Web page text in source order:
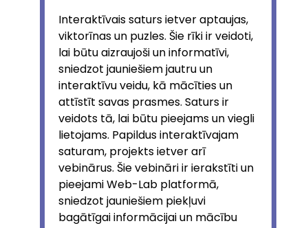
Interaktīvais saturs ietver aptaujas,
viktorīnas un puzles. Šie rīki ir veidoti,
lai būtu aizraujoši un informatīvi,
sniedzot jauniešiem jautru un
interaktīvu veidu, kā mācīties un
attīstīt savas prasmes. Saturs ir
veidots tā, lai būtu pieejams un viegli
lietojams. Papildus interaktīvajam
saturam, projekts ietver arī
vebinārus. Šie vebināri ir ierakstīti un
pieejami Web-Lab platformā,
sniedzot jauniešiem piekļuvi
bagātīgai informācijai un mācību